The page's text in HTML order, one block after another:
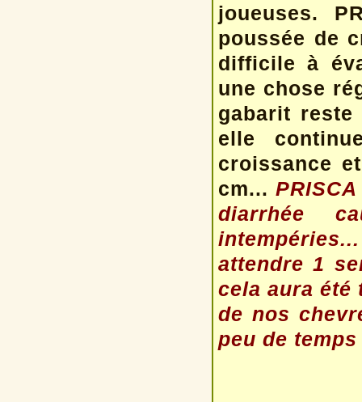
joueuses.
poussée de
difficile à
une chose
gabarit
elle
croissance
cm...
diarrhée
attendre 1
cela aura été
de nos
peu de